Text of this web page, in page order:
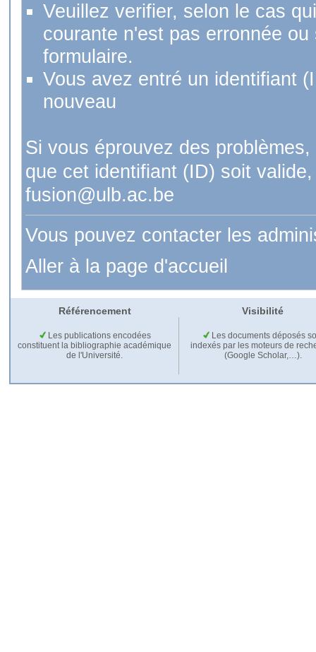
Veuillez verifier, selon le cas
courante n'est pas erronnée
formulaire.
Vous avez entré un identifiant
nouveau
Si vous éprouvez des
que cet identifiant (ID) soit
fusion@ulb.ac.be
Vous pouvez contacter les
Aller à la page d'accueil
Référencement Visibilité
Les publications encodées
constituent la bibliographie académique
de l'Université.
Les documents déposés
indexés par les moteurs de
(Google Scholar,…).